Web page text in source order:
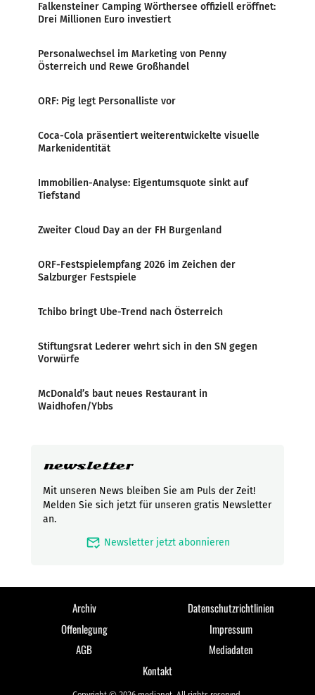
Falkensteiner Camping Wörthersee offiziell eröffnet:
Drei Millionen Euro investiert
Personalwechsel im Marketing von Penny
Österreich und Rewe Großhandel
ORF: Pig legt Personalliste vor
Coca-Cola präsentiert weiterentwickelte visuelle
Markenidentität
Immobilien-Analyse: Eigentumsquote sinkt auf
Tiefstand
Zweiter Cloud Day an der FH Burgenland
ORF-Festspielempfang 2026 im Zeichen der
Salzburger Festspiele
Tchibo bringt Ube-Trend nach Österreich
Stiftungsrat Lederer wehrt sich in den SN gegen
Vorwürfe
McDonald’s baut neues Restaurant in
Waidhofen/Ybbs
newsletter
Mit unseren News bleiben Sie am Puls der Zeit!
Melden Sie sich jetzt für unseren gratis Newsletter
an.
mark_email_read Newsletter jetzt abonnieren
Archiv
Datenschutzrichtlinien
Offenlegung
Impressum
AGB
Mediadaten
Kontakt